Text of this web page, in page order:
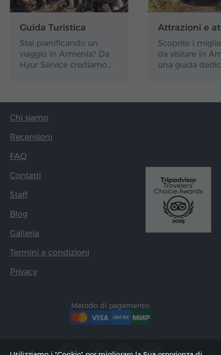
Guida Turistica
Stai pianificando un
viaggio in Armenia? Da
Hyur Service crediamo…
Attrazioni e
Scoprite i
da visitare in
una guida
Chi siamo
Recensioni
FAQ
Contatti
Staff
Blog
Galleria
Termini e condizioni
Privacy
Metodo di pagamento: